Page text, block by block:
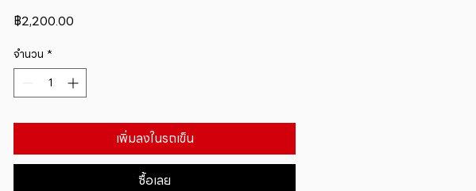
฿2,200.00
จำนวน *
เพิ่มลงในรถเข็น
ซื้อเลย